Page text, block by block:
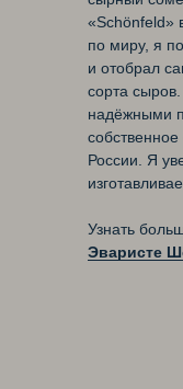
«Schönfeld»
по миру, я
и отобрал
сорта
надёжными
России. Я
Узнать
Эваристе